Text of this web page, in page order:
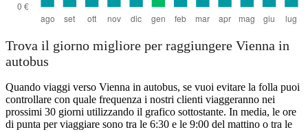
Trova il giorno migliore per raggiungere Vienna in
autobus
Quando viaggi verso Vienna in autobus, se vuoi evitare la folla puoi
controllare con quale frequenza i nostri clienti viaggeranno nei
prossimi 30 giorni utilizzando il grafico sottostante. In media, le ore
di punta per viaggiare sono tra le 6:30 e le 9:00 del mattino o tra le